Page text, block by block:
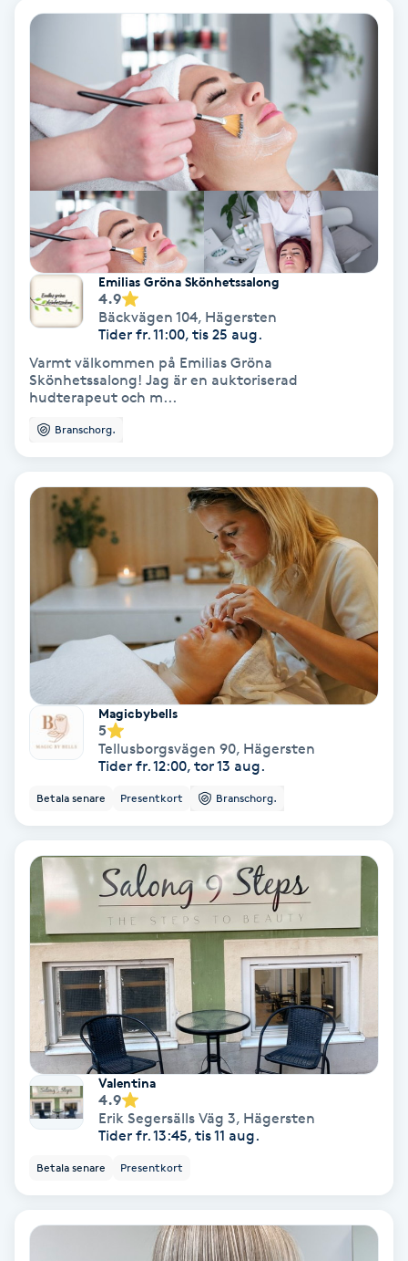
Fransförlängning Volym
Fransk manikyr
Fransrengöring
Frekvensterapi
Friskvård
Friskvårdsmassage
Frisör
Funktionsanalys
Färgning
Föning
Gel naglar
Gelenaglar
Gellack
Gellack med förstärkning
Gravidmassage
Gruppträning
Gua Sha-massage
Hatha Yoga
Headspa
Healing
Herrklippning
HIFU
Emilias Gröna Skönhetssalong
4.9
Bäckvägen 104, Hägersten
Tider fr. 11:00, tis 25 aug.
Varmt välkommen på Emilias Gröna
Skönhetssalong! Jag är en auktoriserad
hudterapeut och m...
Branschorg.
Magicbybells
5
Tellusborgsvägen 90, Hägersten
Tider fr. 12:00, tor 13 aug.
Betala senare Presentkort Branschorg.
Valentina
4.9
Erik Segersälls Väg 3, Hägersten
Tider fr. 13:45, tis 11 aug.
Betala senare Presentkort